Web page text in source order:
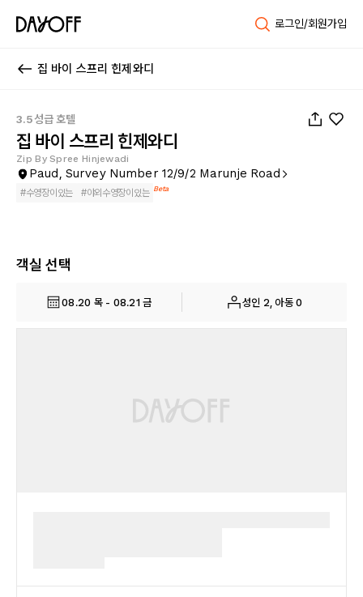
로그인/회원가입
집 바이 스프리 힌제와디
3.5성급 호텔
집 바이 스프리 힌제와디
Zip By Spree Hinjewadi
Paud, Survey Number 12/9/2 Marunje Road
#수영장이있는 #야외수영장이있는 Beta
객실 선택
08.20 목 - 08.21 금 성인 2, 아동 0